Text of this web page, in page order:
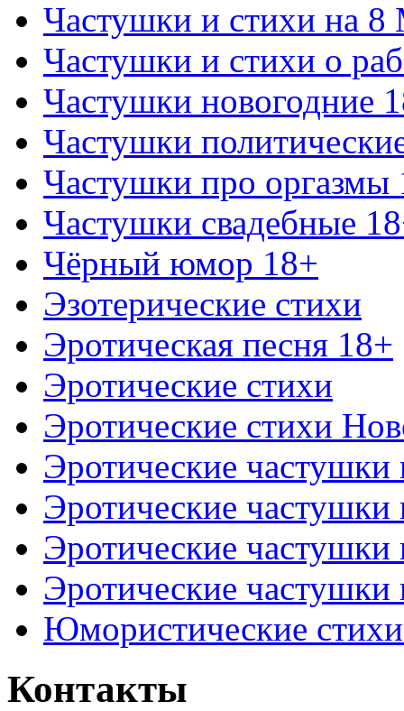
Частушки и стихи на 8
Частушки и стихи о
Частушки новогодние
Частушки
Частушки про оргазмы
Частушки свадебные
Чёрный юмор 18+
Эзотерические стихи
Эротическая песня 18+
Эротические стихи
Эротические стихи
Эротические
Эротические
Эротические
Эротические
Юмористические
Контакты